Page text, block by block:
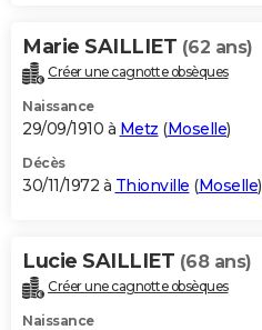
Marie SAILLIET (62 ans)
Créer une cagnotte obsèques
Naissance
29/09/1910 à Metz (Moselle)
Décès
30/11/1972 à Thionville (Moselle)
Lucie SAILLIET (68 ans)
Créer une cagnotte obsèques
Naissance